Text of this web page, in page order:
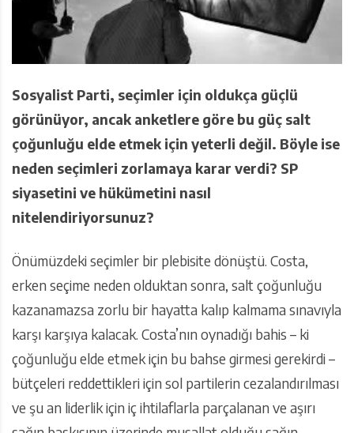
Sosyalist Parti, seçimler için oldukça güçlü
görünüyor, ancak anketlere göre bu güç salt
çoğunluğu elde etmek için yeterli değil. Böyle ise
neden seçimleri zorlamaya karar verdi? SP
siyasetini ve hükümetini nasıl
nitelendiriyorsunuz?
Önümüzdeki seçimler bir plebisite dönüştü. Costa,
erken seçime neden olduktan sonra, salt çoğunluğu
kazanamazsa zorlu bir hayatta kalıp kalmama sınavıyla
karşı karşıya kalacak. Costa’nın oynadığı bahis – ki
çoğunluğu elde etmek için bu bahse girmesi gerekirdi –
bütçeleri reddettikleri için sol partilerin cezalandırılması
ve şu an liderlik için iç ihtilaflarla parçalanan ve aşırı